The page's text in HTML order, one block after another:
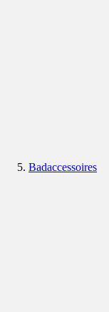
Badaccessoires